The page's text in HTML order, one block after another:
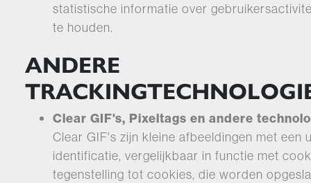
statistische informatie over
te houden.
ANDERE
Clear GIF's, Pixeltags en andere
Clear GIF's zijn kleine afbeeldingen met een
identificatie, vergelijkbaar in functie met
tegenstelling tot cookies, die worden